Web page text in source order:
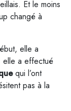
Et le moins
changé à
elle a
elle a effectué
qui l’ont
pas à la